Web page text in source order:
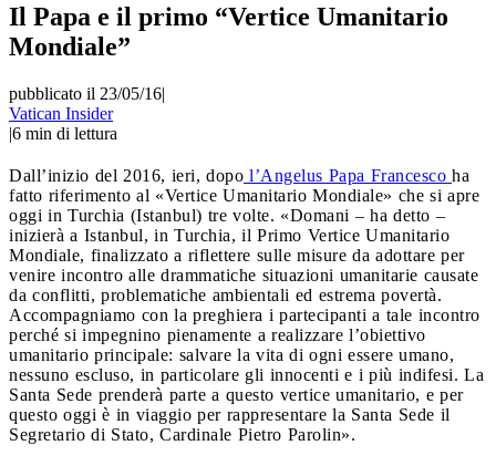
Il Papa e il primo “Vertice Umanitario
Mondiale”
pubblicato il 23/05/16|
Vatican Insider
|6 min di lettura
Dall’inizio del 2016, ieri, dopo l’Angelus Papa Francesco ha
fatto riferimento al «Vertice Umanitario Mondiale» che si apre
oggi in Turchia (Istanbul) tre volte. «Domani – ha detto –
inizierà a Istanbul, in Turchia, il Primo Vertice Umanitario
Mondiale, finalizzato a riflettere sulle misure da adottare per
venire incontro alle drammatiche situazioni umanitarie causate
da conflitti, problematiche ambientali ed estrema povertà.
Accompagniamo con la preghiera i partecipanti a tale incontro
perché si impegnino pienamente a realizzare l’obiettivo
umanitario principale: salvare la vita di ogni essere umano,
nessuno escluso, in particolare gli innocenti e i più indifesi. La
Santa Sede prenderà parte a questo vertice umanitario, e per
questo oggi è in viaggio per rappresentare la Santa Sede il
Segretario di Stato, Cardinale Pietro Parolin».